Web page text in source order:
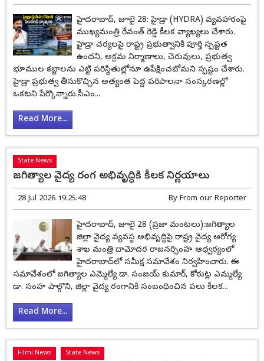
హైదరాబాద్, జూలై 28: హైడ్రా (HYDRA) వ్యవహారంపై
ముఖ్యమంత్రి రేవంత్ రెడ్డి కీలక వ్యాఖ్యలు చేశారు.
హైడ్రా చర్యలపై రాష్ట్ర ప్రభుత్వానికి పూర్తి స్పష్టత
ఉందని, అక్రమ నిర్మాణాలు, చెరువులు, ప్రభుత్వ
భూముల కబ్జాలను ఎట్టి పరిస్థితుల్లోనూ ఉపేక్షించబోమని స్పష్టం చేశారు.
హైడ్రా ప్రభుత్వ తీసుకొచ్చిన అత్యంత పెద్ద పరిపాలనా సంస్కరణల్లో
ఒకటని పేర్కొన్నారు.సీఎం...
Read More...
State News
జగిత్యాల వైద్య రంగ అభివృద్ధికి కీలక నిర్ణయాలు
28 Jul 2026 19:25:48 By From our Reporter
హైదరాబాద్, జూలై 28 (ప్రజా మంటలు):జగిత్యాల
జిల్లా వైద్య వ్యవస్థ అభివృద్ధిపై రాష్ట్ర వైద్య ఆరోగ్య
శాఖ మంత్రి దామోదర రాజనర్సింహ ఆధ్వర్యంలో
హైదరాబాద్‌లో సమీక్ష సమావేశం నిర్వహించారు. ఈ
సమావేశంలో జగిత్యాల ఎమ్మెల్యే డా. సంజయ్ కుమార్, కోరుట్ల ఎమ్మల్యే
డా. సంహ పాల్గొని, జిల్లా వైద్య రంగానికి సంబంధించిన పలు కీలక...
Read More...
Filmi News State News